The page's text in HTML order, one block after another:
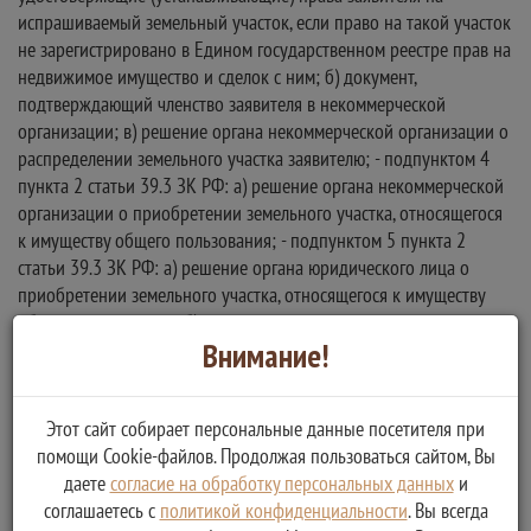
Внимание!
Этот сайт собирает персональные данные посетителя при
помощи Cookie-файлов. Продолжая пользоваться сайтом, Вы
даетесогласие на обработку персональных данныхи
соглашаетесь с политикой конфиденциальности. Вы всегда